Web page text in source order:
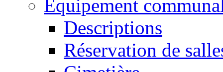
Equipement
Descriptions
Réservation de